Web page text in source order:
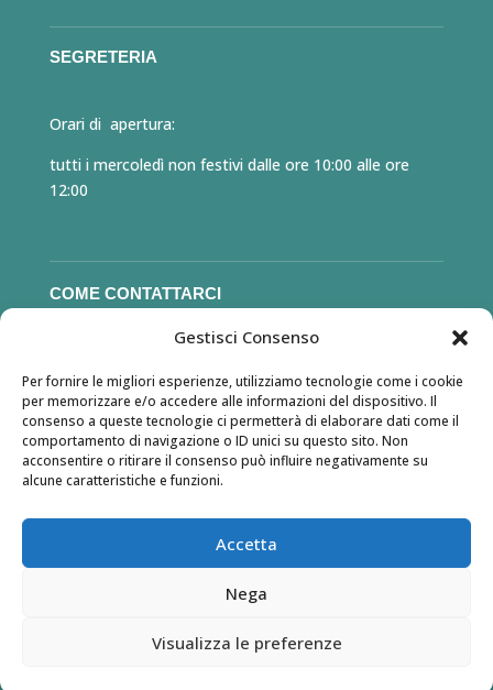
Gestisci Consenso
Per fornire le migliori esperienze, utilizziamo tecnologie come i cookie
per memorizzare e/o accedere alle informazioni del dispositivo. Il
consenso a queste tecnologie ci permetterà di elaborare dati come il
comportamento di navigazione o ID unici su questo sito. Non
acconsentire o ritirare il consenso può influire negativamente su
alcune caratteristiche e funzioni.
Accetta
Nega
Visualizza le preferenze
SEGRETERIA
Orari di apertura:
tutti i mercoledì non festivi dalle ore 10:00 alle ore
12:00
COME CONTATTARCI
COME SOSTENERCI
Soprattutto diventando socio, ma anche devolvendo il
tuo 5×1000 alla nostra associazione.